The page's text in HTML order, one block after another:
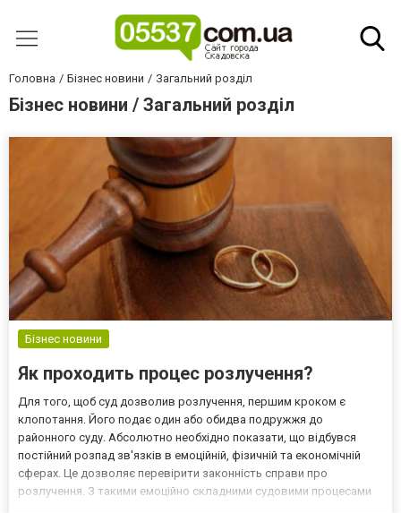
Головна Бізнес новини Загальний розділ
Бізнес новини / Загальний розділ
Бізнес новини
Як проходить процес розлучення?
Для того, щоб суд дозволив розлучення, першим кроком є
клопотання. Його подає один або обидва подружжя до
районного суду. Абсолютно необхідно показати, що відбувся
постійний розпад зв'язків в емоційній, фізичній та економічній
сферах. Це дозволяє перевірити законність справи про
розлучення. З такими емоційно складними судовими процесами